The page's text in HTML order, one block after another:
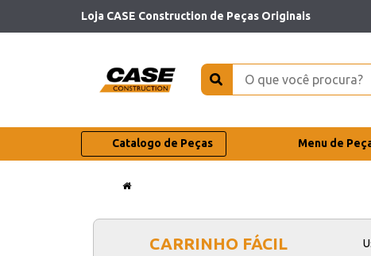
Loja CASE Construction de Peças Originais
Catalogo de Peças Menu de
CARRINHO FÁCIL